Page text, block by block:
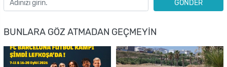
GÖNDER
BUNLARA GÖZ ATMADAN GEÇMEYIN